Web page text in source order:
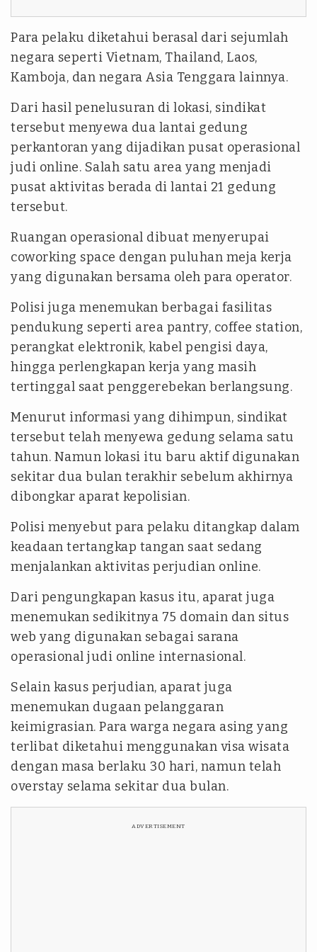
Para pelaku diketahui berasal dari sejumlah
negara seperti Vietnam, Thailand, Laos,
Kamboja, dan negara Asia Tenggara lainnya.
Dari hasil penelusuran di lokasi, sindikat
tersebut menyewa dua lantai gedung
perkantoran yang dijadikan pusat operasional
judi online. Salah satu area yang menjadi
pusat aktivitas berada di lantai 21 gedung
tersebut.
Ruangan operasional dibuat menyerupai
coworking space dengan puluhan meja kerja
yang digunakan bersama oleh para operator.
Polisi juga menemukan berbagai fasilitas
pendukung seperti area pantry, coffee station,
perangkat elektronik, kabel pengisi daya,
hingga perlengkapan kerja yang masih
tertinggal saat penggerebekan berlangsung.
Menurut informasi yang dihimpun, sindikat
tersebut telah menyewa gedung selama satu
tahun. Namun lokasi itu baru aktif digunakan
sekitar dua bulan terakhir sebelum akhirnya
dibongkar aparat kepolisian.
Polisi menyebut para pelaku ditangkap dalam
keadaan tertangkap tangan saat sedang
menjalankan aktivitas perjudian online.
Dari pengungkapan kasus itu, aparat juga
menemukan sedikitnya 75 domain dan situs
web yang digunakan sebagai sarana
operasional judi online internasional.
Selain kasus perjudian, aparat juga
menemukan dugaan pelanggaran
keimigrasian. Para warga negara asing yang
terlibat diketahui menggunakan visa wisata
dengan masa berlaku 30 hari, namun telah
overstay selama sekitar dua bulan.
ADVERTISEMENT